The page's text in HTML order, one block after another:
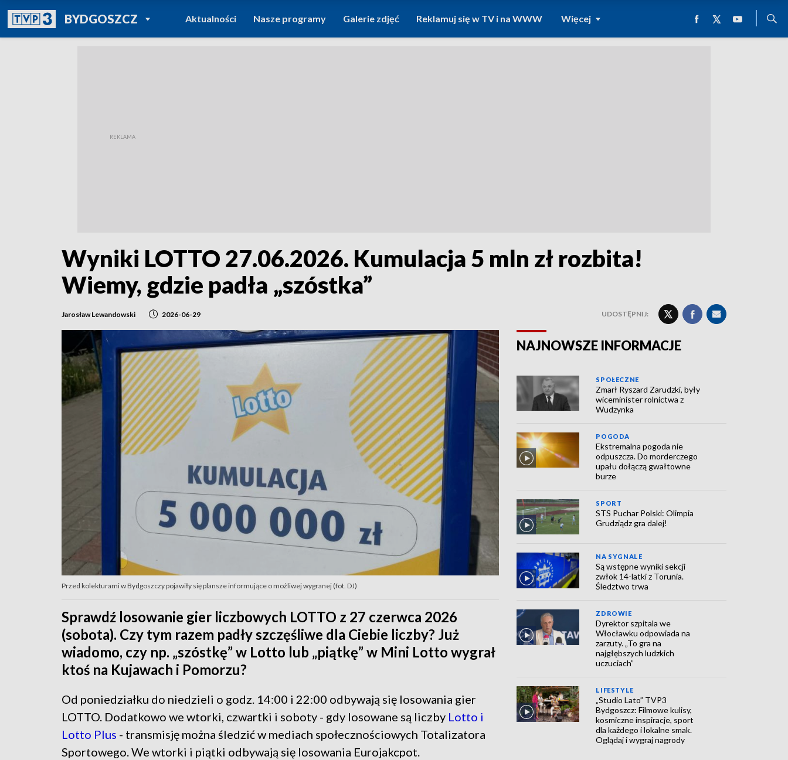
BYDGOSZCZPOWRÓT DO
TVP REGIONY
Aktualności Nasze programy Galerie zdjęć Reklamuj się w TV i na WWW Więcej
Wyniki LOTTO 27.06.2026. Kumulacja 5 mln zł rozbita!
Wiemy, gdzie padła „szóstka”
Jarosław Lewandowski 2026-06-29 UDOSTĘPNIJ:
Przed kolekturami w Bydgoszczy pojawiły się plansze informujące o możliwej wygranej (fot. DJ)
Sprawdź losowanie gier liczbowych LOTTO z 27 czerwca 2026
(sobota). Czy tym razem padły szczęśliwe dla Ciebie liczby? Już
wiadomo, czy np. „szóstkę” w Lotto lub „piątkę” w Mini Lotto wygrał
ktoś na Kujawach i Pomorzu?
Od poniedziałku do niedzieli o godz. 14:00 i 22:00 odbywają się losowania gier
LOTTO. Dodatkowo we wtorki, czwartki i soboty - gdy losowane są liczby Lotto i
Lotto Plus - transmisję można śledzić w mediach społecznościowych Totalizatora
Sportowego. We wtorki i piątki odbywają się losowania Eurojakcpot.
NAJNOWSZE INFORMACJE
SPOŁECZNE
Zmarł Ryszard Zarudzki, były
wiceminister rolnictwa z
Wudzynka
POGODA
Ekstremalna pogoda nie
odpuszcza. Do morderczego
upału dołączą gwałtowne
burze
SPORT
STS Puchar Polski: Olimpia
Grudziądz gra dalej!
NA SYGNALE
Są wstępne wyniki sekcji
zwłok 14-latki z Torunia.
Śledztwo trwa
ZDROWIE
Dyrektor szpitala we
Włocławku odpowiada na
zarzuty. „To gra na
najgłębszych ludzkich
uczuciach”
LIFESTYLE
„Studio Lato” TVP3
Bydgoszcz: Filmowe kulisy,
kosmiczne inspiracje, sport
dla każdego i lokalne smak.
Oglądaj i wygraj nagrody